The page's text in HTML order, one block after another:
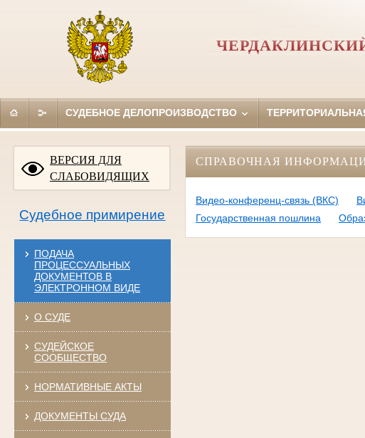
СУДЕБНОЕ ДЕЛОПРОИЗВОДСТВО
ВЕРСИЯ ДЛЯ
СЛАБОВИДЯЩИХ
Судебное примирение
ПОДАЧА
ПРОЦЕССУАЛЬНЫХ
ДОКУМЕНТОВ В
ЭЛЕКТРОННОМ ВИДЕ
О СУДЕ
СУДЕЙСКОЕ
СООБЩЕСТВО
НОРМАТИВНЫЕ АКТЫ
ДОКУМЕНТЫ СУДА
СПРАВОЧНАЯ
Видео-конференц-связь (ВКС)
Государственная пошлина